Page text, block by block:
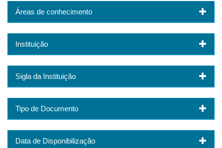
Áreas de conhecimento
Instituição
Sigla da Instituição
Tipo de Documento
Data de Disponibilização